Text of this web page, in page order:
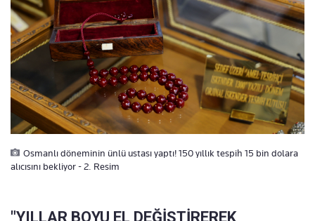
Osmanlı döneminin ünlü ustası yaptı! 150 yıllık tespih 15 bin dolara
alıcısını bekliyor - 2. Resim
"YILLAR BOYU EL DEĞİŞTİREREK